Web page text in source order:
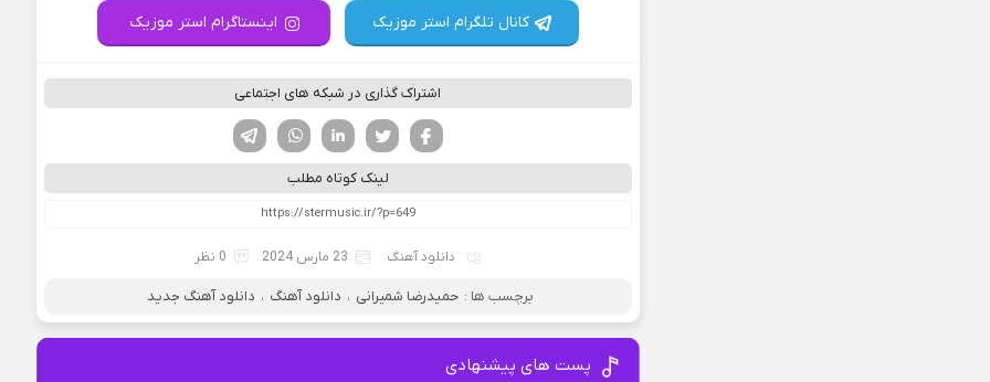
کانال تلگرام استر موزیک اینستاگرام استر موزیک
اشتراک گذاری در شبکه های اجتماعی
لینکدین تویتر
فیسوک
لینک کوتاه مطلب
دانلود آهنگ 23 مارس 2024 0 نظر
برچسب ها : حمیدرضا شمیرانی ، دانلود آهنگ ، دانلود آهنگ جدید
پست های پیشنهادی